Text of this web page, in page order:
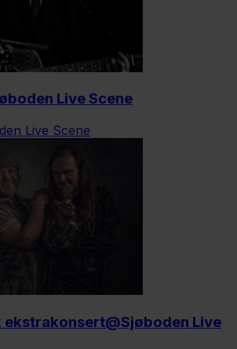
Live Scene
Live Scene
ekstrakonsert@Sjøboden Live